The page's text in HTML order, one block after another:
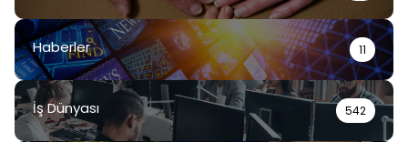
Haberler 11
İş Dünyası 542